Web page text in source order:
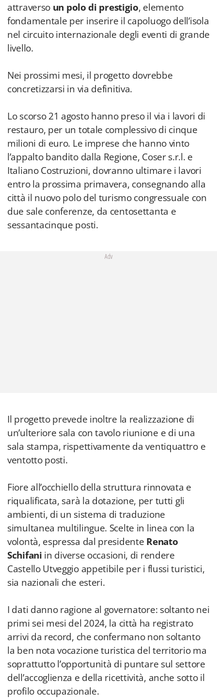
attraverso un polo di prestigio, elemento
fondamentale per inserire il capoluogo dell’isola
nel circuito internazionale degli eventi di grande
livello.
Nei prossimi mesi, il progetto dovrebbe
concretizzarsi in via definitiva.
Lo scorso 21 agosto hanno preso il via i lavori di
restauro, per un totale complessivo di cinque
milioni di euro. Le imprese che hanno vinto
l’appalto bandito dalla Regione, Coser s.r.l. e
Italiano Costruzioni, dovranno ultimare i lavori
entro la prossima primavera, consegnando alla
città il nuovo polo del turismo congressuale con
due sale conferenze, da centosettanta e
sessantacinque posti.
Adv
Il progetto prevede inoltre la realizzazione di
un’ulteriore sala con tavolo riunione e di una
sala stampa, rispettivamente da ventiquattro e
ventotto posti.
Fiore all’occhiello della struttura rinnovata e
riqualificata, sarà la dotazione, per tutti gli
ambienti, di un sistema di traduzione
simultanea multilingue. Scelte in linea con la
volontà, espressa dal presidente Renato
Schifani in diverse occasioni, di rendere
Castello Utveggio appetibile per i flussi turistici,
sia nazionali che esteri.
I dati danno ragione al governatore: soltanto nei
primi sei mesi del 2024, la città ha registrato
arrivi da record, che confermano non soltanto
la ben nota vocazione turistica del territorio ma
soprattutto l’opportunità di puntare sul settore
dell’accoglienza e della ricettività, anche sotto il
profilo occupazionale.